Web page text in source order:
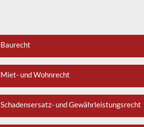
Baurecht
Miet- und Wohnrecht
Schadensersatz- und Gewährleistungsrecht